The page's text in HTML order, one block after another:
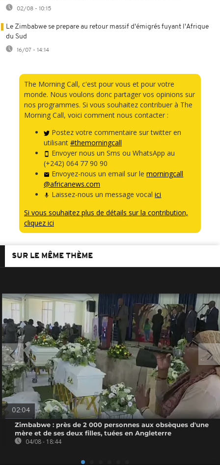
02/08 - 10:15
Le Zimbabwe se prepare au retour massif d'émigrés fuyant l'Afrique
du Sud
16/07 - 14:14
The Morning Call, c'est pour vous et pour votre
monde. Nous voulons donc partager vos opinions sur
nos programmes. Si vous souhaitez contribuer à The
Morning Call, voici comment nous contacter :
Postez votre commentaire sur twitter en
utilisant #themorningcall
Envoyer nous un Sms ou WhatsApp au
(+242) 064 77 90 90
Envoyez-nous un email sur lemorningcall
@africanews.com
Laissez-nous un message vocalici
Si vous souhaitez plus de détails sur la contribution,
cliquez ici
SUR LE MÊME THÈME
02:04
Zimbabwe : près de 2 000 personnes aux obsèques d'une
mère et de ses deux filles, tuées en Angleterre
04/08 - 18:44